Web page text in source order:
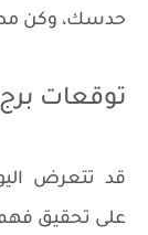
حدسك، وكن
توقعات
قد تتعرض
على تحقيق